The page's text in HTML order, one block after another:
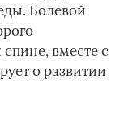
Болевой
спине, вместе с
о развитии